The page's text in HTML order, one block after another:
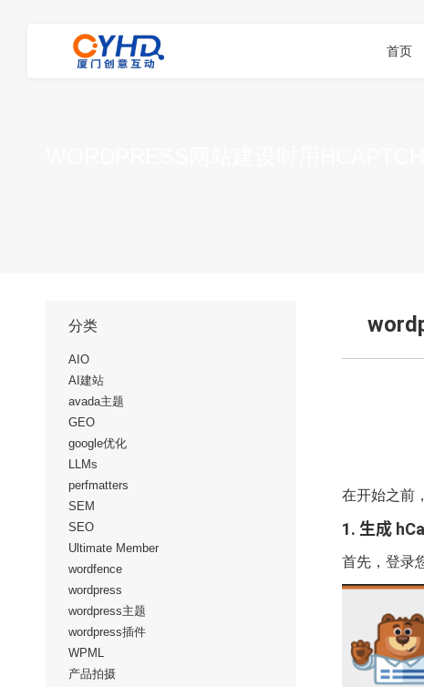
首页
在开始之前
1. 生成
首先，登录
分类
AIO
AI建站
avada主题
GEO
google优化
LLMs
perfmatters
SEM
SEO
Ultimate Member
wordfence
wordpress
wordpress主题
wordpress插件
WPML
产品拍摄